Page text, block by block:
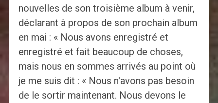
nouvelles de son troisième album à venir,
déclarant à propos de son prochain album
en mai : « Nous avons enregistré et
enregistré et fait beaucoup de choses,
mais nous en sommes arrivés au point où
je me suis dit : « Nous n'avons pas besoin
de le sortir maintenant. Nous devons le